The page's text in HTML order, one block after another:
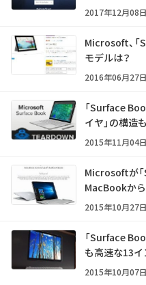
2017年12月08
Microsoft、
モデルは？
2016年06月27
「Surface
イヤ」の構造
2015年11月04
Microsoftが
MacBookか
2015年10月27
「Surface
も高速な13イ
2015年10月07